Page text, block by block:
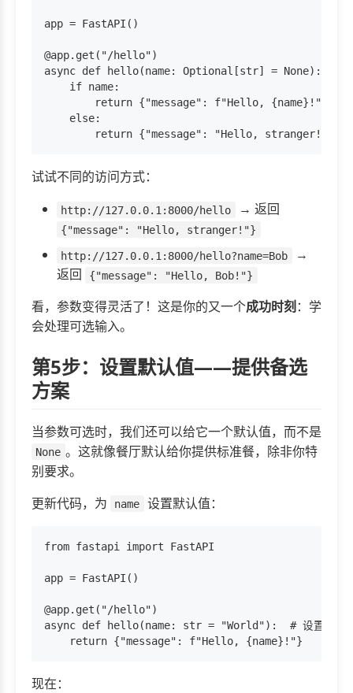
app = FastAPI()
@app.get("/hello")
async def hello(name: Optional[str] = None):  # name
    if name:
        return {"message": f"Hello, {name}!"}
    else:
试试不同的访问方式：
http://127.0.0.1:8000/hello → 返回
{"message": "Hello, stranger!"}
http://127.0.0.1:8000/hello?name=Bob
→
返回
{"message": "Hello, Bob!"}
看，参数变得灵活了！这是你的又一个成功时刻 ：学
会处理可选输入。
第5步：设置默认值——提供备选
方案
当参数可选时，我们还可以给它一个默认值，而不是
None 。这就像餐厅默认给你提供标准餐，除非你特
别要求。
更新代码，为
name 设置默认值：
from fastapi import FastAPI
app = FastAPI()
@app.get("/hello")
async def hello(name: str = "World"):  # 设置默认
现在：